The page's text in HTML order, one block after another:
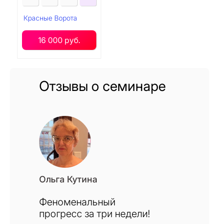
Красные Ворота
16 000 руб.
Отзывы о семинаре
Ольга Кутина
Феноменальный
прогресс за три недели!